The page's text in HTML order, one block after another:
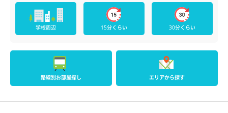
学校周辺 15分くらい 30分くらい
路線別お部屋探し エリアから探す